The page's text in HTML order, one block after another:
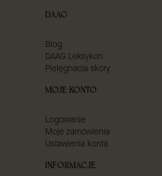
DAAG
Blog
DAAG Leksykon
Pielęgnacja skóry
MOJE KONTO
Logowanie
Moje zamówienia
Ustawienia konta
INFORMACJE